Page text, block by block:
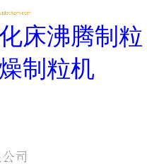
床沸腾制粒
制粒机